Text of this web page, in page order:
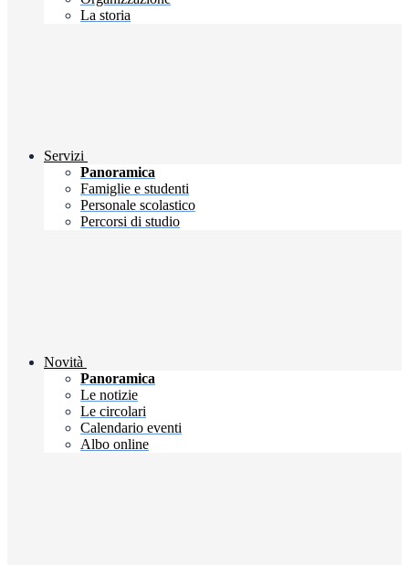
La storia
Servizi
Panoramica
Famiglie e studenti
Personale scolastico
Percorsi di studio
Novità
Panoramica
Le notizie
Le circolari
Calendario eventi
Albo online